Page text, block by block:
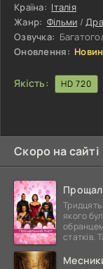
Країна: Італія
Жанр: Фільми /
Озвучка:
Оновлення:
Якість: HD 720
Скоро на сайті
якого
статків.